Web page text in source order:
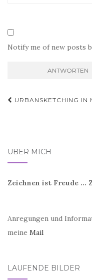
Notify me of new posts
URBANSKETCHING IN
ÜBER MICH
Zeichnen ist Freude ...
Anregungen und
meine Mail
LAUFENDE BILDER